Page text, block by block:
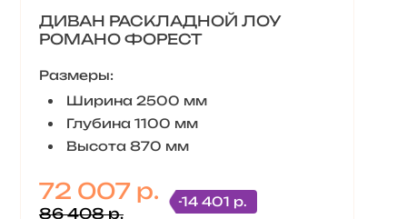
ДИВАН РАСКЛАДНОЙ ЛОУ
РОМАНО ФОРЕСТ
Размеры:
Ширина 2500 мм
Глубина 1100 мм
Высота 870 мм
72 007 р.
86 408 р.
-14 401 р.